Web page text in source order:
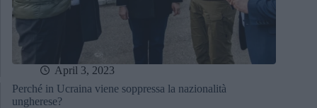
April 3, 2023
Perché in Ucraina viene soppressa la nazionalità
ungherese?